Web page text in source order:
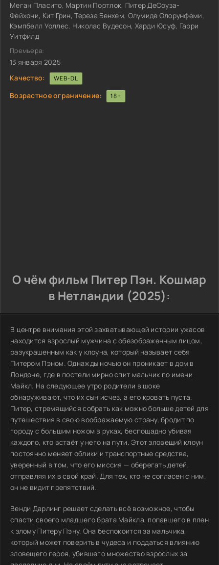
Меган Пласито, Мартин Портлок, Питер ДеСоуза-
Фейхони, Кит Грин, Тереза Бенхем, Олумиде Олорунфеми,
Кэмпбелл Уоллес, Николас Вудесон, Харди Юсуф, Гарри
Уитфилд
Премьера:
13 января 2025
Качество:
WEB-DL
Возрастное ограничение: 18+
О чём фильм Питер Пэн. Кошмар
в Нетландии (2025):
В центре внимания этой захватывающей истории ужасов
находится взрослый мужчина с обезображенным лицом,
разукрашенным как у клоуна, который называет себя
Питером Пэном. Однажды ночью он проникает в дом в
Лондоне, где в постели мирно спит мальчик по имени
Майкл. На следующее утро родители в шоке
обнаруживают, что их сын исчез, а его кровать пуста.
Питер, стремящийся собрать как можно больше детей для
путешествия в свою воображаемую страну, бродит по
городу с большим ножом в руках, беспощадно убивая
каждого, кто встаёт у него на пути. Этот зловещий клоун
постоянно меняет облики и транспортные средства,
уверенный в том, что его миссия — оберегать детей,
отправляя их в свой край. Для тех, кто не согласен с ним,
он не видит препятствий.
Венди Дарлинг решает сделать всё возможное, чтобы
спасти своего младшего брата Майкла, попавшего в плен
к злому Питеру Пэну. Она беспокоится за мальчика,
который может поверить в чудеса и поддаться влиянию
зловещего героя, убившего множество взрослых за